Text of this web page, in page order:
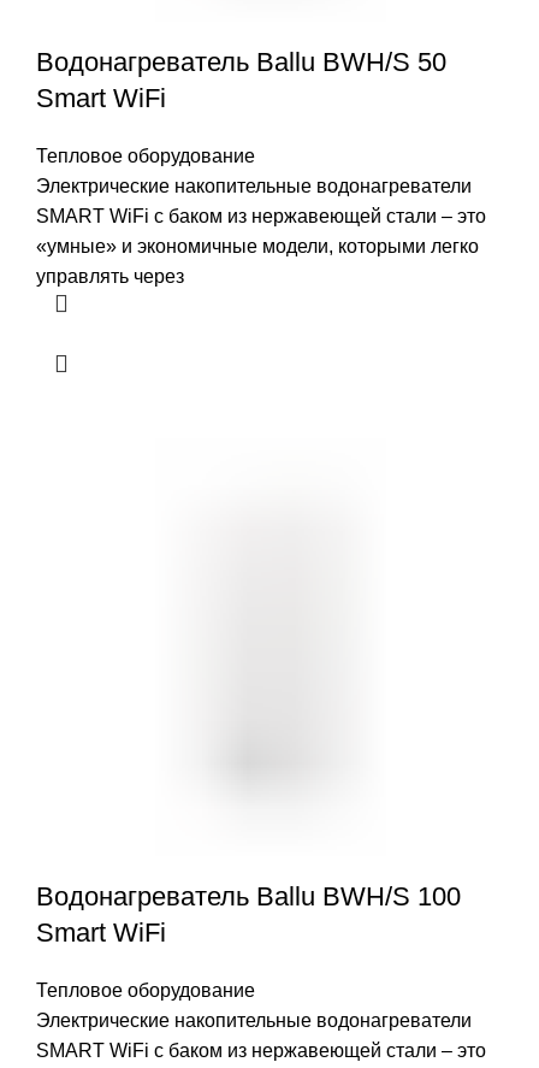
Водонагреватель Ballu BWH/S 50
Smart WiFi
Тепловое оборудование
Электрические накопительные водонагреватели
SMART WiFi с баком из нержавеющей стали – это
«умные» и экономичные модели, которыми легко
управлять через
Водонагреватель Ballu BWH/S 100
Smart WiFi
Тепловое оборудование
Электрические накопительные водонагреватели
SMART WiFi с баком из нержавеющей стали – это